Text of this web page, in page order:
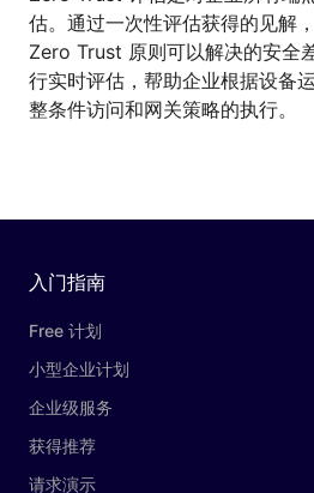
估。通过一次性评估获得的见解
Zero Trust 原则可以解决的安全
行实时评估，帮助企业根据设备
整条件访问和网关策略的执行。
入门指南
Free 计划
小型企业计划
企业级服务
获得推荐
请求演示